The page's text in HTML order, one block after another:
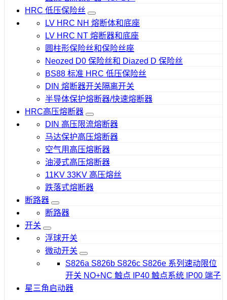
HRC 低压保险丝
LV HRC NH 熔断体和底座
LV HRC NT 熔断器和底座
圆柱形保险丝和保险丝座
Neozed D0 保险丝和 Diazed D 保险丝
BS88 标准 HRC 低压保险丝
DIN 熔断器开关隔离开关
半导体保护熔断器/快速熔断器
HRC高压熔断器
DIN 高压限流熔断器
马达保护高压熔断器
空气用高压熔断器
油浸式高压熔断器
11KV 33KV 高压熔丝
跌落式熔断器
断路器
断路器
开关
浮球开关
微动开关
S826a S826b S826c S826e 系列速动限位
开关 NO+NC 触点 IP40 触点系统 IP00 端子
星三角启动器